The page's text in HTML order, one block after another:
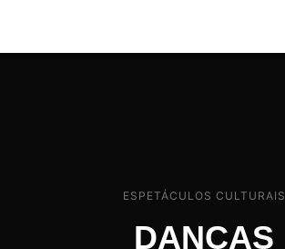
ESPETÁCULOS CULTURAIS
DANÇAS